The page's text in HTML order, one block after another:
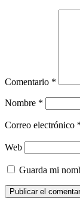
Comentario *
Nombre *
Correo electrónico
Web
Guarda mi